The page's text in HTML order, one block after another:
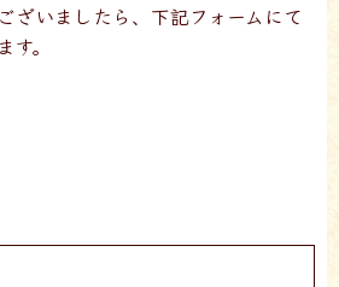
ざいましたら、下記フォームにて
。